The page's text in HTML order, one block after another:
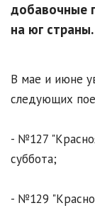
добавочные
на юг страны.
В мае и июне
следующих
- №127
суббота;
- №129